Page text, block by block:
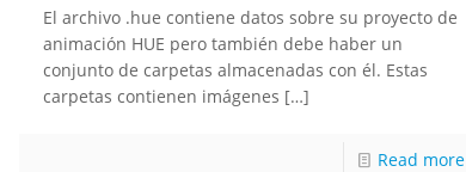
El archivo .hue contiene datos sobre su proyecto de
animación HUE pero también debe haber un
conjunto de carpetas almacenadas con él. Estas
carpetas contienen imágenes […]
Read more